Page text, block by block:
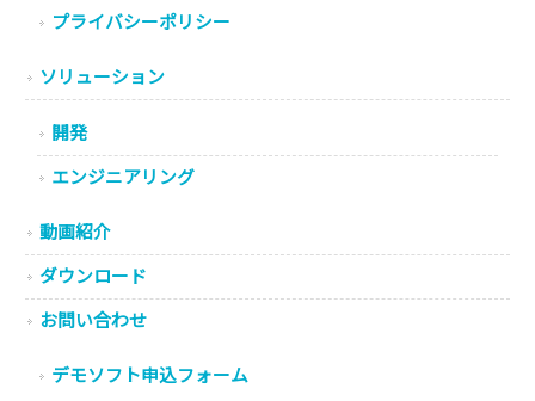
プライバシーポリシー
ソリューション
開発
エンジニアリング
動画紹介
ダウンロード
お問い合わせ
デモソフト申込フォーム